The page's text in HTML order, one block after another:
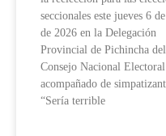
seccionales este jueves 6
de 2026 en la Delegación
Provincial de Pichincha del
Consejo Nacional
acompañado de
“Sería terrible